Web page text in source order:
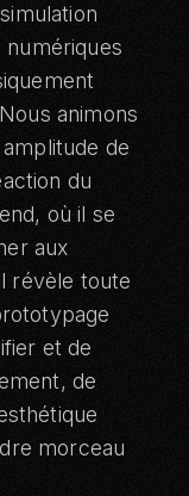
animons
de
du
où il se
aux
révèle toute
et de
de
morceau